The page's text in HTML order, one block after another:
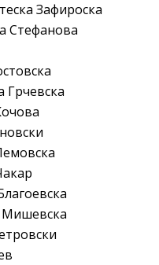
Зафироска
Стефанова
Грчевска
Мишевска